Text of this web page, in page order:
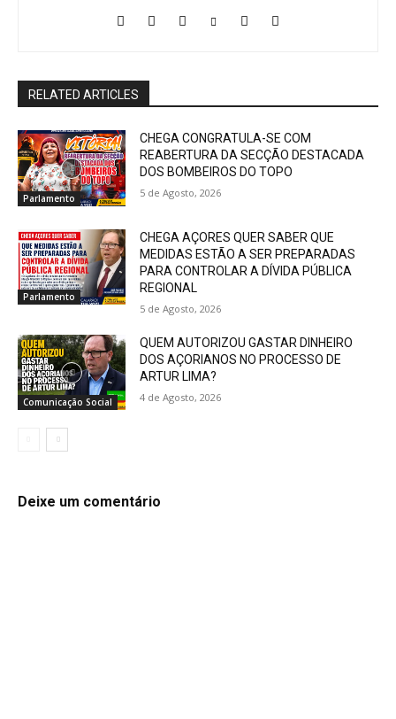
RELATED ARTICLES
Parlamento
CHEGA CONGRATULA-SE COM
REABERTURA DA SECÇÃO DESTACADA
DOS BOMBEIROS DO TOPO
5 de Agosto, 2026
Parlamento
CHEGA AÇORES QUER SABER QUE
MEDIDAS ESTÃO A SER PREPARADAS
PARA CONTROLAR A DÍVIDA PÚBLICA
REGIONAL
5 de Agosto, 2026
Comunicação Social
QUEM AUTORIZOU GASTAR DINHEIRO
DOS AÇORIANOS NO PROCESSO DE
ARTUR LIMA?
4 de Agosto, 2026
Deixe um comentário